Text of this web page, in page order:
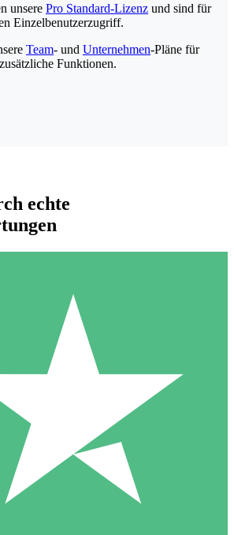
Credit-Pakete
Bedarf mit Download-Credits. Keine
Verpflichtung erforderlich.
10 00
unsere Pro Standard-Lizenz und sind für
Einzelbenutzerzugriff.
Team- und Unternehmen-Pläne für
zusätzliche Funktionen.
echte